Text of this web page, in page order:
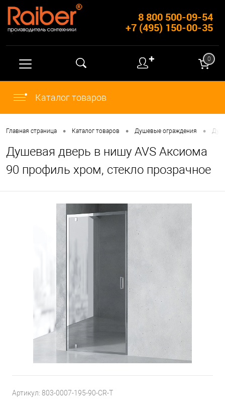
8 800 500-09-54
+7 (495) 150-00-35
✚ 0
Каталог товаров
Главная страница • Каталог товаров • Душевые ограждения •
Душевая дверь в нишу AVS Аксиома
90 профиль хром, стекло прозрачное
Артикул: 803-0007-195-90-CR-T